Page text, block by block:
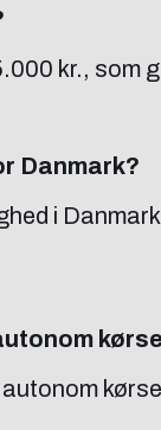
kr., som
Danmark?
i